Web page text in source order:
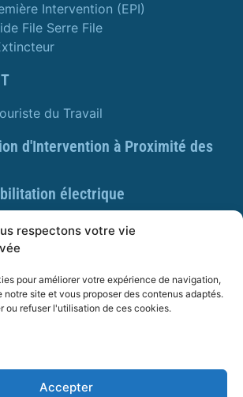
respectons votre vie
pour améliorer votre expérience de navigation,
notre site et vous proposer des contenus adaptés.
ou refuser l'utilisation de ces cookies.
Accepter
Intervention (EPI)
File Serre File
du Travail
d'Intervention à Proximité des
électrique
et postures
et Postures - Prévention des TMS
PRÉSENTATION OFSP
d’activité : 84 01 01924 01 auprès